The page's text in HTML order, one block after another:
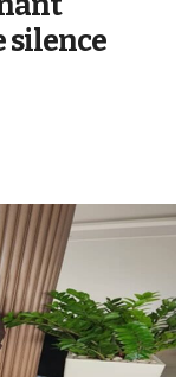
silence